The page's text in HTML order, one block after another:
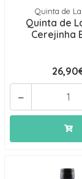
Quinta de
Quinta de
Cerejinha
-